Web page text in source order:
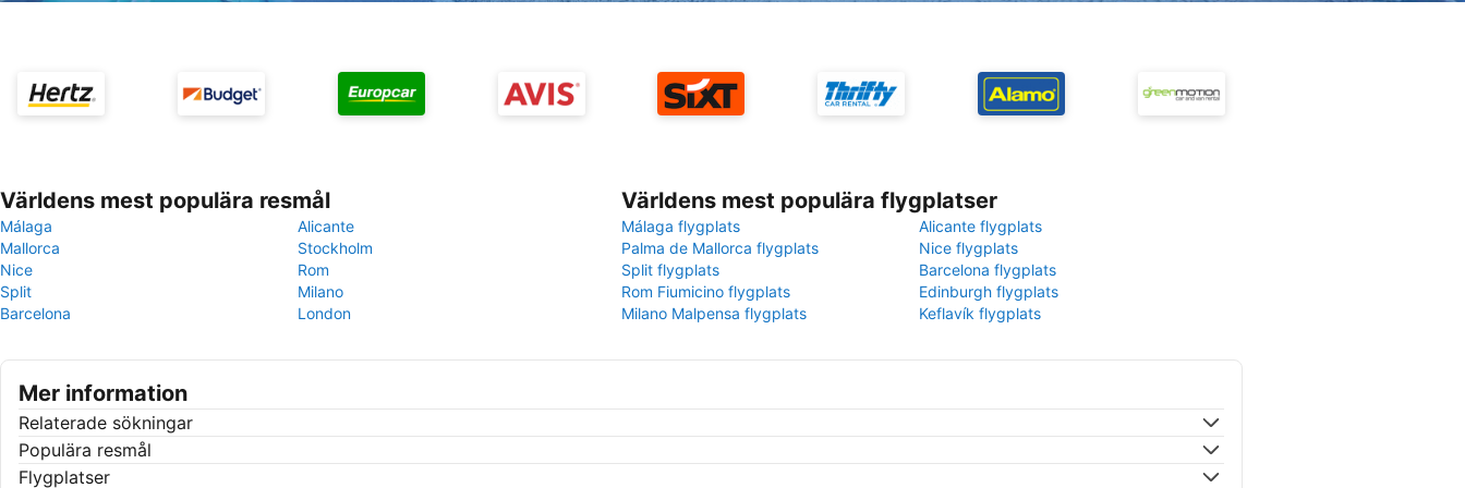
Världens mest populära resmål
Málaga
Alicante
Mallorca
Stockholm
Nice
Rom
Split
Milano
Barcelona
London
Världens mest populära flygplatser
Málaga flygplats
Alicante flygplats
Palma de Mallorca flygplats
Nice flygplats
Split flygplats
Barcelona flygplats
Rom Fiumicino flygplats
Edinburgh flygplats
Milano Malpensa flygplats
Keflavík flygplats
Mer information
Relaterade sökningar
Populära resmål
Flygplatser